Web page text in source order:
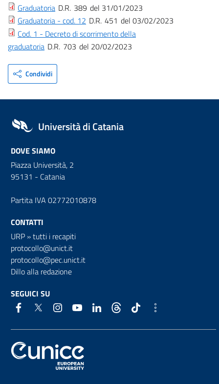
Graduatoria D.R. 389
31/01/2023
Graduatoria - cod. 12 D.R. 451
03/02/2023
Cod. 1 - Decreto di scorrimento della
graduatoria D.R. 703 20/02/2023
Condividi
Università di Catania
DOVE SIAMO
Piazza Università, 2
95131 - Catania
Partita IVA 02772010878
CONTATTI
URP »tutti i recapiti
protocollo@unict.it
protocollo@pec.unict.it
Dillo alla redazione
SEGUICI SU